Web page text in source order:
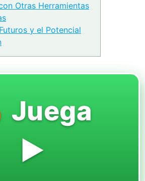
Otras Herramientas
y el Potencial
Juega
▶️